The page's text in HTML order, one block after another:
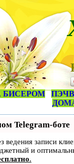
Telegram-боте
ведения записи
и
.